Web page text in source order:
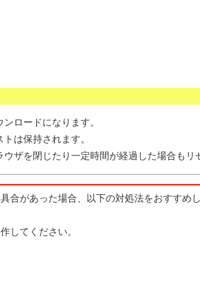
ロードになります。
は保持されます。
ザを閉じたり一定時間が経過した場合もリ
合があった場合、以下の対処法をおすすめし
してください。